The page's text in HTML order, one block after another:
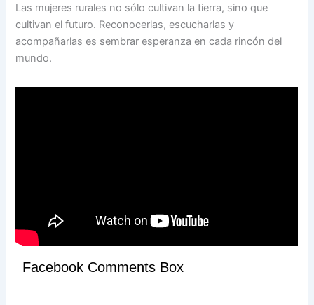
Las mujeres rurales no sólo cultivan la tierra, sino que
cultivan el futuro. Reconocerlas, escucharlas y
acompañarlas es sembrar esperanza en cada rincón del
mundo.
Facebook Comments Box